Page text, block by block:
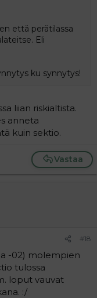
että perätilassa
Eli
ku synnytys!
liian riskialtista.
anneta
kuin sektio.
Vastaa
#18
-02) molempien
tulossa
loput vauvat
:/